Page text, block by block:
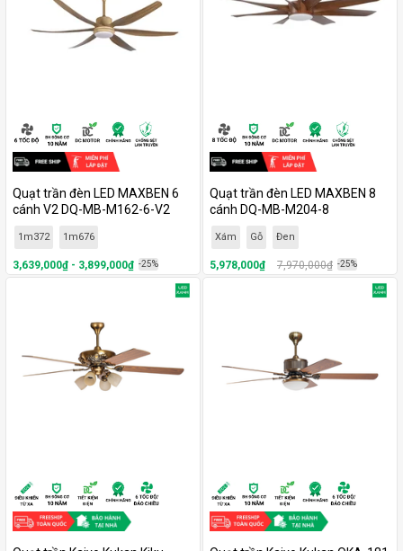
Quạt trần đèn LED MAXBEN 6
cánh V2 DQ-MB-M162-6-V2
1m372 1m676
3,639,000₫ - 3,899,000₫ -25%
Quạt trần đèn LED MAXBEN 8
cánh DQ-MB-M204-8
Xám Gỗ Đen
5,978,000₫ 7,970,000₫ -25%